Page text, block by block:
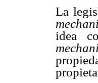
La
idea